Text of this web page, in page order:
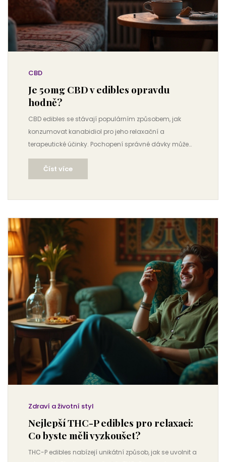
CBD
Je 50mg CBD v edibles opravdu
hodně?
CBD edibles se stávají populárním způsobem, jak
konzumovat kanabidiol pro jeho relaxační a
terapeutické účinky. Pochopení správné dávky může
být klíčové pro dosažení požadovaného účinku a
vyvarování se nepříjemných zkušeností. Tento článek
se zaměřuje na to, zda je 50mg dávka vysoká a jak
Číst více
Zdraví a životní styl
Nejlepší THC-P edibles pro relaxaci:
Co byste měli vyzkoušet?
THC-P edibles nabízejí unikátní způsob, jak se uvolnit a